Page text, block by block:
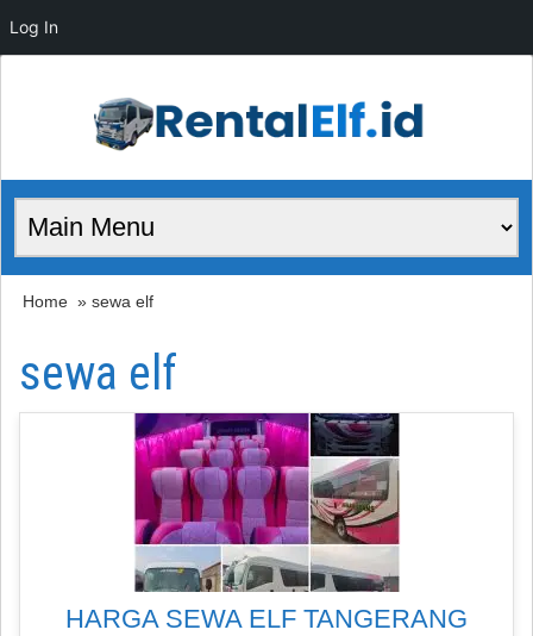
Home » sewa elf
sewa elf
HARGA SEWA ELF TANGERANG
Log In